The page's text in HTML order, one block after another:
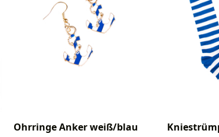
Ohrringe Anker weiß/blau